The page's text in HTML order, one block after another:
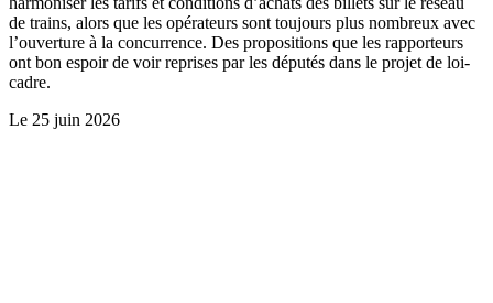
de trains, alors que les opérateurs sont toujours plus nombreux avec
l’ouverture à la concurrence. Des propositions que les rapporteurs
ont bon espoir de voir reprises par les députés dans le projet de loi-
cadre.
Le 25 juin 2026